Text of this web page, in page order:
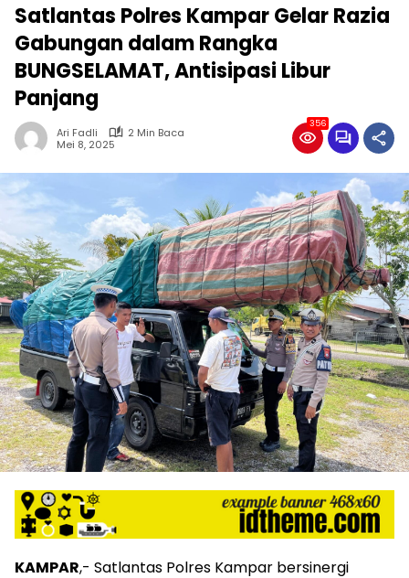
Satlantas Polres Kampar Gelar Razia
Gabungan dalam Rangka
BUNGSELAMAT, Antisipasi Libur
Panjang
Ari Fadli
2 Min Baca
Mei 8, 2025
356
KAMPAR,- Satlantas Polres Kampar bersinergi